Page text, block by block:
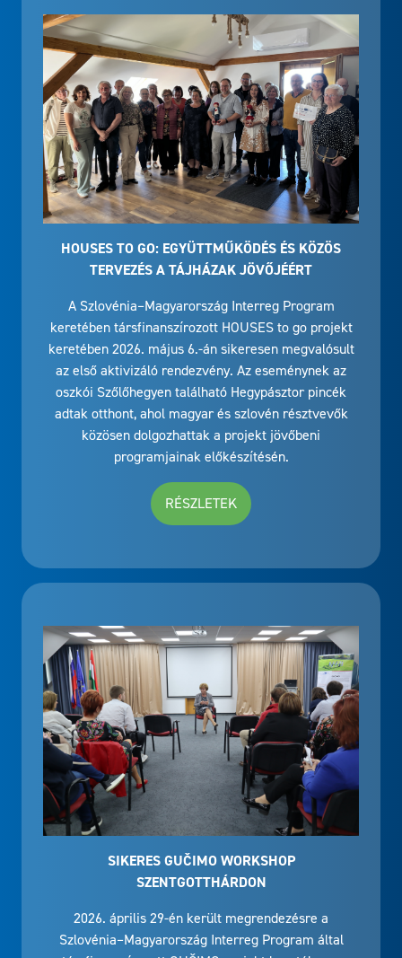
HOUSES TO GO: EGYÜTTMŰKÖDÉS ÉS KÖZÖS
TERVEZÉS A TÁJHÁZAK JÖVŐJÉÉRT
A Szlovénia–Magyarország Interreg Program
keretében társfinanszírozott HOUSES to go projekt
keretében 2026. május 6.-án sikeresen megvalósult
az első aktivizáló rendezvény. Az eseménynek az
oszkói Szőlőhegyen található Hegypásztor pincék
adtak otthont, ahol magyar és szlovén résztvevők
közösen dolgozhattak a projekt jövőbeni
programjainak előkészítésén.
RÉSZLETEK
SIKERES GUČIMO WORKSHOP
SZENTGOTTHÁRDON
2026. április 29-én került megrendezésre a
Szlovénia–Magyarország Interreg Program által